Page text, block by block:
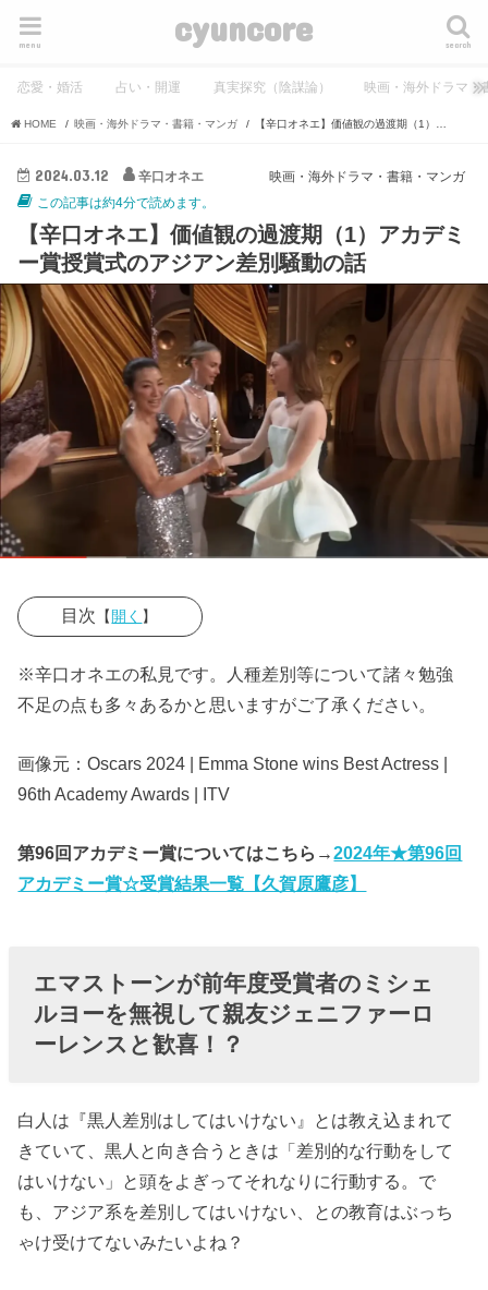
cyuncore search
menu
恋愛・婚活 占い・開運 真実探究（陰謀論） 映画・海外ドラマ・
HOME 映画・海外ドラマ・書籍・マンガ
映画・海外ドラマ・書籍・マンガ
2024.03.12
辛口オネエ
この記事は約4分で読めます。
【辛口オネエ】価値観の過渡期（1）アカデミ
ー賞授賞式のアジアン差別騒動の話
目次 【開く 】
› エマストーン
が前年度受賞
ヨーを無視し
て親友ジェニ
ンスと歓
喜！？
ア人差別なの
か、ミシェル
が「気を遣っ
か？
› ロバートダウ
ニーJr.もやら
※辛口オネエの私見です。人種差別等について諸々勉強
不足の点も多々あるかと思いますがご了承ください。
画像元：Oscars 2024 | Emma Stone wins Best Actress |
96th Academy Awards | ITV
第96回アカデミー賞についてはこちら→2024年★第96回
アカデミー賞☆受賞結果一覧【久賀原鷹彦】
エマストーンが前年度受賞者のミシェ
ルヨーを無視して親友ジェニファーロ
ーレンスと歓喜！？
白人は『黒人差別はしてはいけない』とは教え込まれて
きていて、黒人と向き合うときは「差別的な行動をして
はいけない」と頭をよぎってそれなりに行動する。で
も、アジア系を差別してはいけない、との教育はぶっち
ゃけ受けてないみたいよね？